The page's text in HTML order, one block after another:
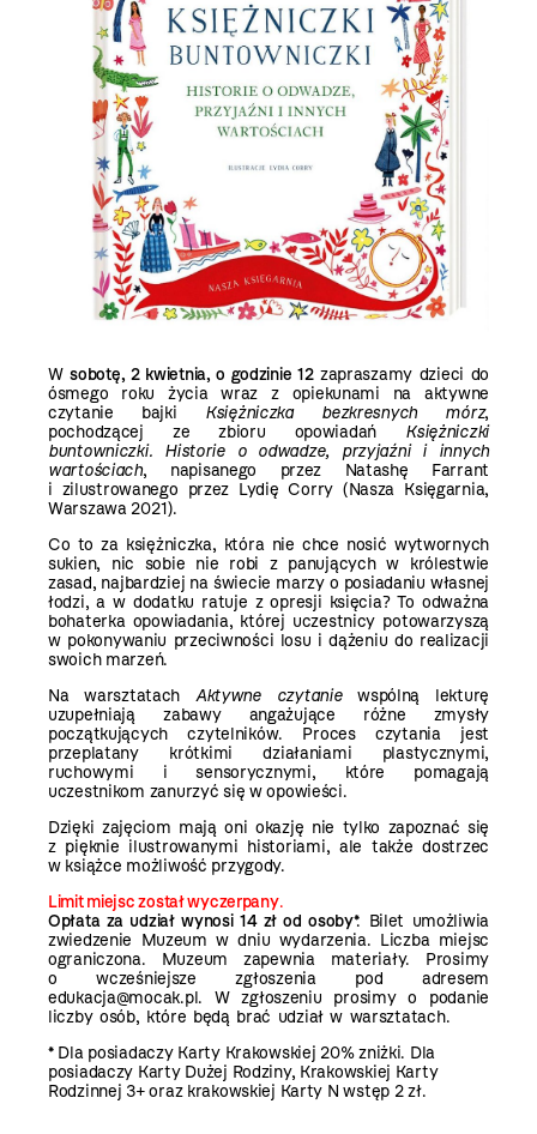
Wsobotę, 2 kwietnia, o godzinie 12zapraszamy dzieci do
ósmego roku życia wraz z opiekunami na aktywne
czytanie bajki Księżniczka bezkresnych mórz,
pochodzącej ze zbioru opowiadań Księżniczki
buntowniczki. Historie o odwadze, przyjaźni i innych
wartościach, napisanego przez Natashę Farrant
i zilustrowanego przez Lydię Corry (Nasza Księgarnia,
Warszawa 2021).
Co to za księżniczka, która nie chce nosić wytwornych
sukien, nic sobie nie robi z panujących w królestwie
zasad, najbardziej na świecie marzy o posiadaniu własnej
łodzi, a w dodatku ratuje z opresji księcia? To odważna
bohaterka opowiadania, której uczestnicy potowarzyszą
w pokonywaniu przeciwności losu i dążeniu do realizacji
swoich marzeń.
Na warsztatach Aktywne czytaniewspólną lekturę
uzupełniają zabawy angażujące różne zmysły
początkujących czytelników. Proces czytania jest
przeplatany krótkimi działaniami plastycznymi,
ruchowymi i sensorycznymi, które pomagają
uczestnikom zanurzyć się w opowieści.
Dzięki zajęciom mają oni okazję nie tylko zapoznać się
z pięknie ilustrowanymi historiami, ale także dostrzec
w książce możliwość przygody.
Limit miejsc został wyczerpany.
Opłata za udział wynosi 14 zł od osoby*. Bilet umożliwia
zwiedzenie Muzeum w dniu wydarzenia. Liczba miejsc
ograniczona. Muzeum zapewnia materiały. Prosimy
o wcześniejsze zgłoszenia pod adresem
edukacja@mocak.pl. W zgłoszeniu prosimy o podanie
liczby osób, które będą brać udział w warsztatach.
* Dla posiadaczy Karty Krakowskiej 20% zniżki. Dla
posiadaczy Karty Dużej Rodziny, Krakowskiej Karty
Rodzinnej 3+ oraz krakowskiej Karty N wstęp 2 zł.